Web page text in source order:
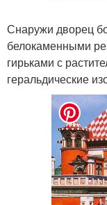
Снаружи дворец
белокаменными
гирьками с
геральдические